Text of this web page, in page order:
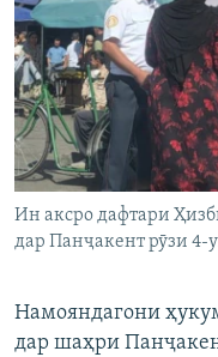
Ин аксро дафтари
дар Панҷакент рӯзи 4-
Намояндагони
дар шаҳри